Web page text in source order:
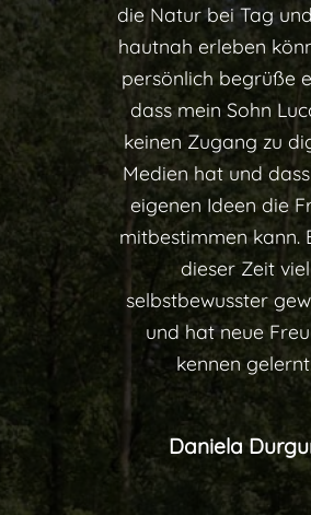
die Natur bei Tag
hautnah erleben
persönlich begrüße
dass mein Sohn
keinen Zugang zu
Medien hat und
eigenen Ideen die
mitbestimmen kann.
dieser Zeit viel
selbstbewusster
und hat neue
kennen
Daniela